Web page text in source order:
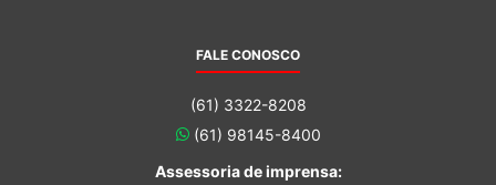
FALE CONOSCO
(61) 3322-8208
(61) 98145-8400
Assessoria de imprensa: